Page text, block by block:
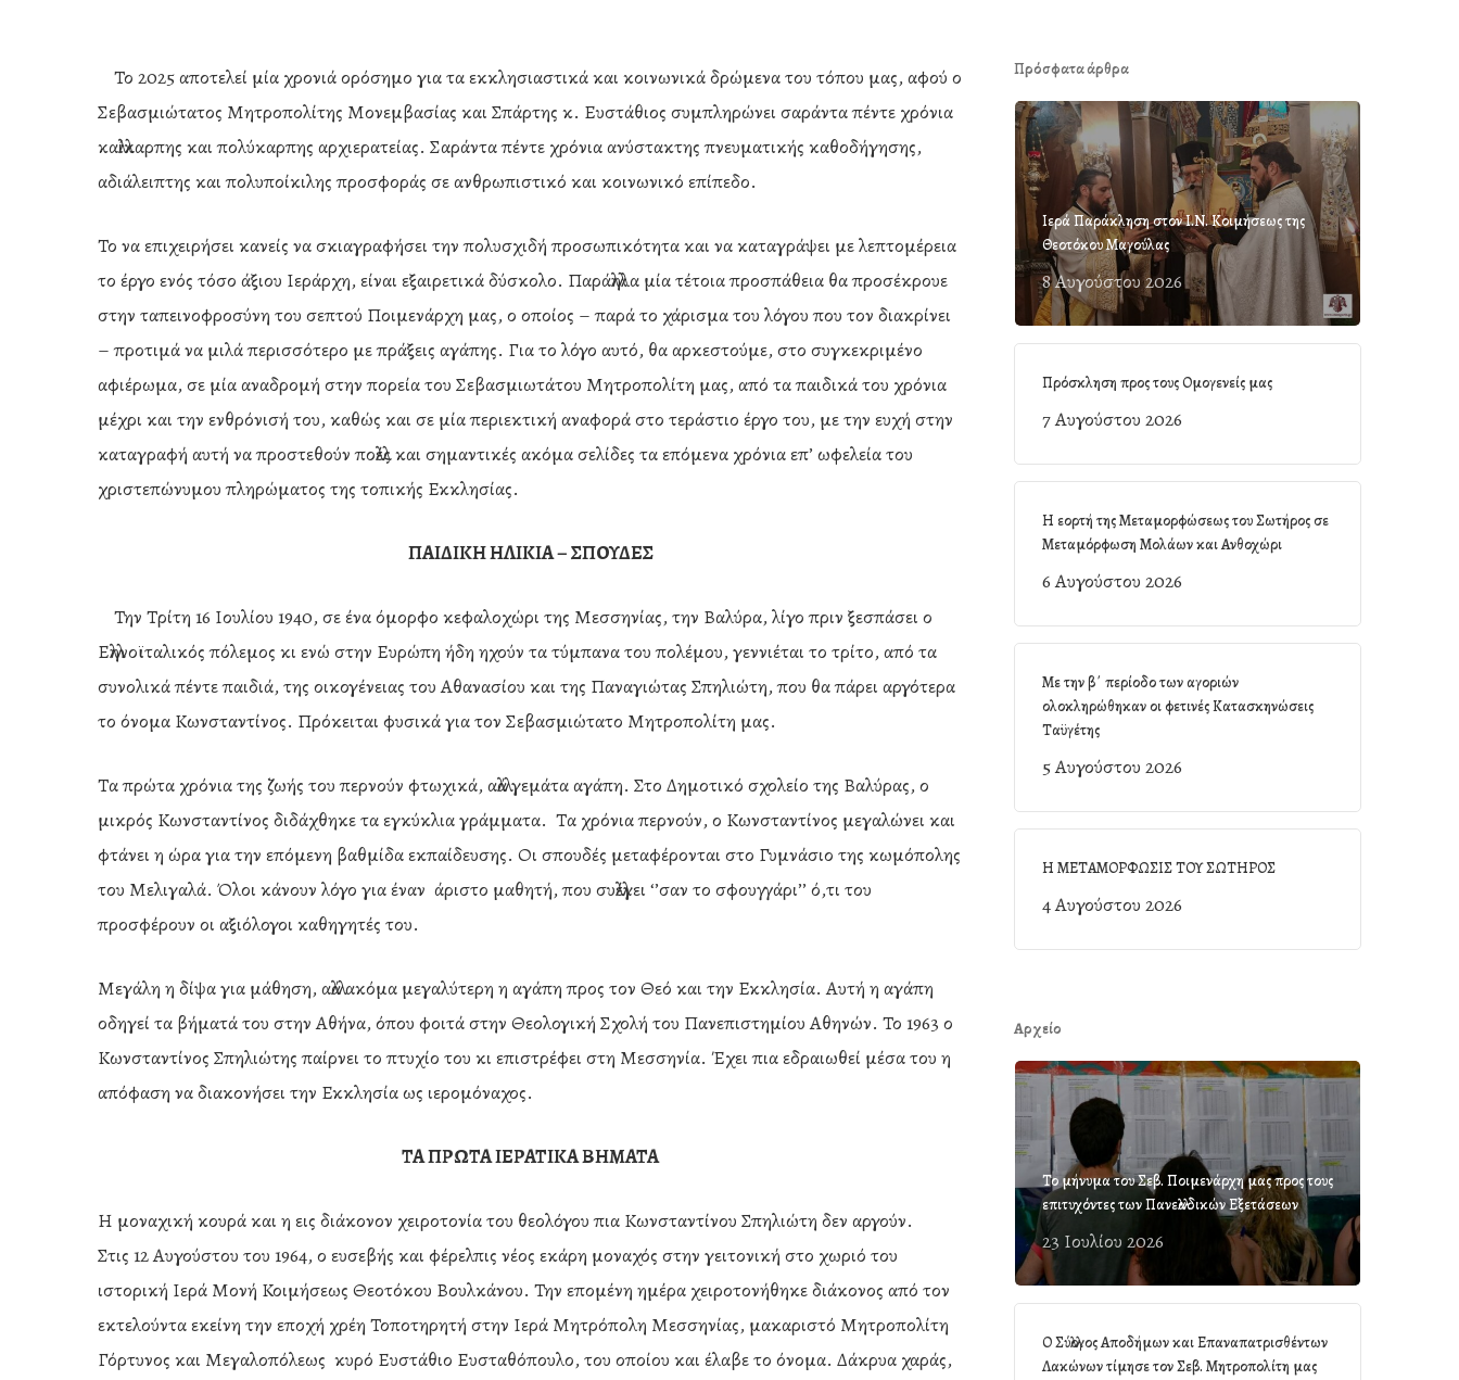
Hit enter to search or ESC to close
Το 2025 αποτελεί μία χρονιά ορόσημο για τα εκκλησιαστικά και κοινωνικά δρώμενα του τόπου μας, αφού ο
Σεβασμιώτατος Μητροπολίτης Μονεμβασίας και Σπάρτης κ. Ευστάθιος συμπληρώνει σαράντα πέντε χρόνια
καλλίκαρπης και πολύκαρπης αρχιερατείας. Σαράντα πέντε χρόνια ανύστακτης πνευματικής καθοδήγησης,
αδιάλειπτης και πολυποίκιλης προσφοράς σε ανθρωπιστικό και κοινωνικό επίπεδο.
Το να επιχειρήσει κανείς να σκιαγραφήσει την πολυσχιδή προσωπικότητα και να καταγράψει με λεπτομέρεια
το έργο ενός τόσο άξιου Ιεράρχη, είναι εξαιρετικά δύσκολο. Παράλληλα μία τέτοια προσπάθεια θα προσέκρουε
στην ταπεινοφροσύνη του σεπτού Ποιμενάρχη μας, ο οποίος – παρά το χάρισμα του λόγου που τον διακρίνει
– προτιμά να μιλά περισσότερο με πράξεις αγάπης. Για το λόγο αυτό, θα αρκεστούμε, στο συγκεκριμένο
αφιέρωμα, σε μία αναδρομή στην πορεία του Σεβασμιωτάτου Μητροπολίτη μας, από τα παιδικά του χρόνια
μέχρι και την ενθρόνισή του, καθώς και σε μία περιεκτική αναφορά στο τεράστιο έργο του, με την ευχή στην
καταγραφή αυτή να προστεθούν πολλές και σημαντικές ακόμα σελίδες τα επόμενα χρόνια επ’ ωφελεία του
χριστεπώνυμου πληρώματος της τοπικής Εκκλησίας.
ΠΑΙΔΙΚΗ ΗΛΙΚΙΑ – ΣΠΟΥΔΕΣ
Την Τρίτη 16 Ιουλίου 1940, σε ένα όμορφο κεφαλοχώρι της Μεσσηνίας, την Βαλύρα, λίγο πριν ξεσπάσει ο
Ελληνοϊταλικός πόλεμος κι ενώ στην Ευρώπη ήδη ηχούν τα τύμπανα του πολέμου, γεννιέται το τρίτο, από τα
συνολικά πέντε παιδιά, της οικογένειας του Αθανασίου και της Παναγιώτας Σπηλιώτη, που θα πάρει αργότερα
το όνομα Κωνσταντίνος. Πρόκειται φυσικά για τον Σεβασμιώτατο Μητροπολίτη μας.
Τα πρώτα χρόνια της ζωής του περνούν φτωχικά, αλλά γεμάτα αγάπη. Στο Δημοτικό σχολείο της Βαλύρας, ο
μικρός Κωνσταντίνος διδάχθηκε τα εγκύκλια γράμματα. Τα χρόνια περνούν, ο Κωνσταντίνος μεγαλώνει και
φτάνει η ώρα για την επόμενη βαθμίδα εκπαίδευσης. Οι σπουδές μεταφέρονται στο Γυμνάσιο της κωμόπολης
του Μελιγαλά. Όλοι κάνουν λόγο για έναν άριστο μαθητή, που συλλέγει ‘’σαν το σφουγγάρι’’ ό,τι του
προσφέρουν οι αξιόλογοι καθηγητές του.
Μεγάλη η δίψα για μάθηση, αλλά ακόμα μεγαλύτερη η αγάπη προς τον Θεό και την Εκκλησία. Αυτή η αγάπη
οδηγεί τα βήματά του στην Αθήνα, όπου φοιτά στην Θεολογική Σχολή του Πανεπιστημίου Αθηνών. Το 1963 ο
Κωνσταντίνος Σπηλιώτης παίρνει το πτυχίο του κι επιστρέφει στη Μεσσηνία. Έχει πια εδραιωθεί μέσα του η
απόφαση να διακονήσει την Εκκλησία ως ιερομόναχος.
ΤΑ ΠΡΩΤΑ ΙΕΡΑΤΙΚΑ ΒΗΜΑΤΑ
Η μοναχική κουρά και η εις διάκονον χειροτονία του θεολόγου πια Κωνσταντίνου Σπηλιώτη δεν αργούν.
Στις 12 Αυγούστου του 1964, ο ευσεβής και φέρελπις νέος εκάρη μοναχός στην γειτονική στο χωριό του
ιστορική Ιερά Μονή Κοιμήσεως Θεοτόκου Βουλκάνου. Την επομένη ημέρα χειροτονήθηκε διάκονος από τον
εκτελούντα εκείνη την εποχή χρέη Τοποτηρητή στην Ιερά Μητρόπολη Μεσσηνίας, μακαριστό Μητροπολίτη
Γόρτυνος και Μεγαλοπόλεως κυρό Ευστάθιο Ευσταθόπουλο, του οποίου και έλαβε το όνομα. Δάκρυα χαράς,
Πρόσφατα άρθρα
Ιερά Παράκληση στον Ι.Ν. Κοιμήσεως της
Θεοτόκου Μαγούλας
8 Αυγούστου 2026
Πρόσκληση προς τους Ομογενείς μας
7 Αυγούστου 2026
Η εορτή της Μεταμορφώσεως του Σωτήρος σε
Μεταμόρφωση Μολάων και Ανθοχώρι
6 Αυγούστου 2026
Με την β΄ περίοδο των αγοριών
ολοκληρώθηκαν οι φετινές Κατασκηνώσεις
Ταϋγέτης
5 Αυγούστου 2026
Η ΜΕΤΑΜΟΡΦΩΣΙΣ ΤΟΥ ΣΩΤΗΡΟΣ
4 Αυγούστου 2026
Αρχείο
Το μήνυμα του Σεβ. Ποιμενάρχη μας προς τους
επιτυχόντες των Πανελλαδικών Εξετάσεων
23 Ιουλίου 2026
Ο Σύλλογος Αποδήμων και Επαναπατρισθέντων
Λακώνων τίμησε τον Σεβ. Μητροπολίτη μας